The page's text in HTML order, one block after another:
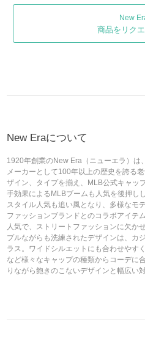
New
商品をリク
New Eraについて
1920年創業のNew Era（ニューエラ）は
メーカーとして100年以上の歴史を誇る
ザイン、タイプを揃え、MLB公式キャッ
手効果によるMLBブームも人気を後押し
スタイル人気も追い風となり、多様なモ
ファッションブランドとのコラボアイテ
人気で、ストリートファッションに欠か
プルながらも洗練されたデザインは、カ
ラス。ワイドシルエットにも合わせやす
など様々なキャップの種類からコーデに
りながら飽きのこないデザインと幅広い